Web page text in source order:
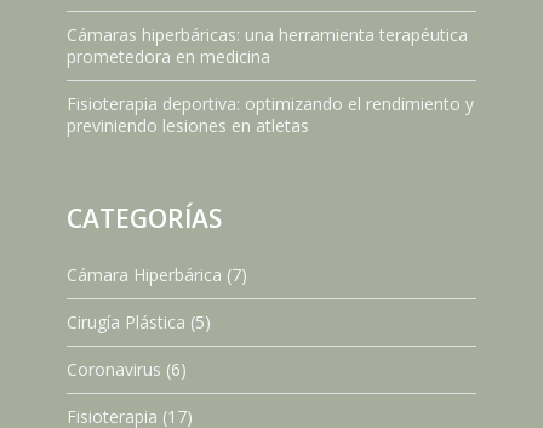
Cámaras hiperbáricas: una herramienta terapéutica
prometedora en medicina
Fisioterapia deportiva: optimizando el rendimiento y
previniendo lesiones en atletas
CATEGORÍAS
Cámara Hiperbárica (7)
Cirugía Plástica (5)
Coronavirus (6)
Fisioterapia (17)